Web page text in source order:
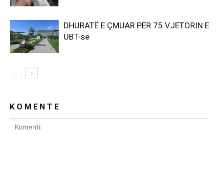
DHURATË E ÇMUAR PËR 75 VJETORIN E
UBT-së
K O M E N T E